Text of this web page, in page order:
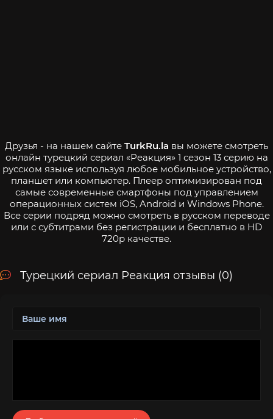
Друзья - на нашем сайте TurkRu.la вы можете смотреть
онлайн турецкий сериал «Реакция» 1 сезон 13 серию на
русском языке используя любое мобильное устройство,
планшет или компьютер. Плеер оптимизирован под
самые современные смартфоны под управлением
операционных систем iOS, Android и Windows Phone.
Все серии подряд можно смотреть в русском переводе
или с субтитрами без регистрации и бесплатно в HD
720p качестве.
Турецкий сериал Реакция отзывы (0)